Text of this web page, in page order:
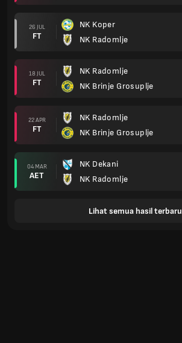
26 JUL
FT
NK Koper
NK Radomlje
18 JUL
FT
NK Radomlje
NK Brinje Grosuplje
22 APR
FT
NK Radomlje
NK Brinje Grosuplje
04 MAR
AET
NK Dekani
NK Radomlje
Lihat semua hasil terbaru